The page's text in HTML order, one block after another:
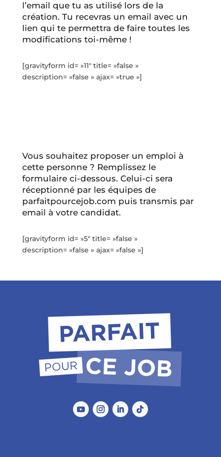
l’email que tu as utilisé lors de la
création. Tu recevras un email avec un
lien qui te permettra de faire toutes les
modifications toi-même !
[gravityform id= »11″ title= »false »
description= »false » ajax= »true »]
Vous souhaitez proposer un emploi à
cette personne ? Remplissez le
formulaire ci-dessous. Celui-ci sera
réceptionné par les équipes de
parfaitpourcejob.com puis transmis par
email à votre candidat.
[gravityform id= »5″ title= »false »
description= »false » ajax= »false »]